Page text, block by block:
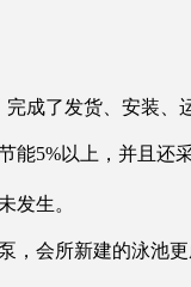
成了发货、安装、
能5%以上，并且
发生。
会所新建的泳池更